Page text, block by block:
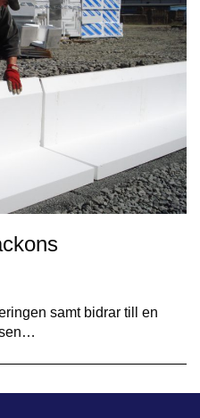
samt bidrar till en